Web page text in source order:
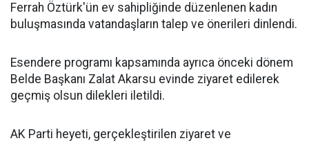
Ferrah Öztürk'ün ev sahipliğinde düzenlenen kadın
buluşmasında vatandaşların talep ve önerileri dinlendi.
Esendere programı kapsamında ayrıca önceki dönem
Belde Başkanı Zalat Akarsu evinde ziyaret edilerek
geçmiş olsun dilekleri iletildi.
AK Parti heyeti, gerçekleştirilen ziyaret ve